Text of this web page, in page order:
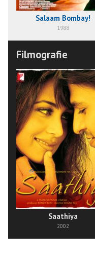
Salaam Bombay!
1988
Filmografie
Saathiya
2002